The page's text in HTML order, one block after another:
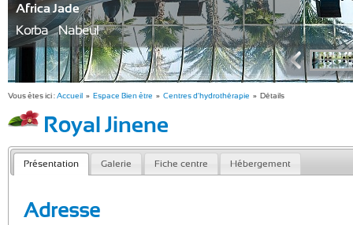
Africa Jade
Korba - Nabeul
Vous êtes ici :Accueil » Espace Bien être » Centres d'hydrothérapie » Détails
Royal Jinene
Présentation Galerie Fiche centre Hébergement
Adresse